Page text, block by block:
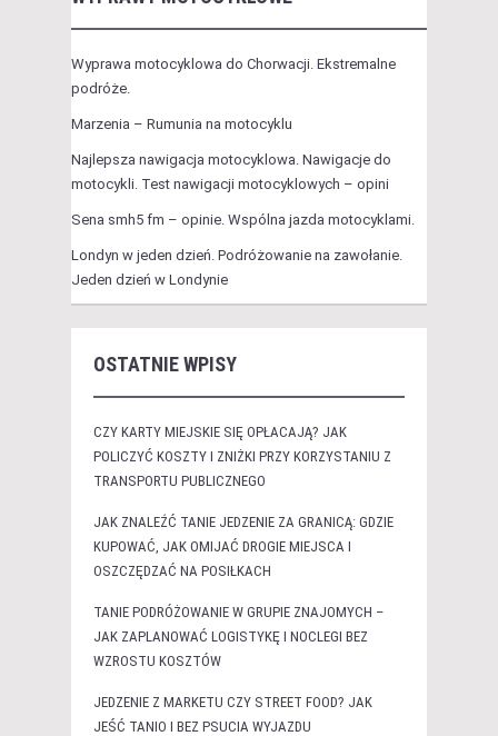
Wyprawa motocyklowa do Chorwacji. Ekstremalne
podróże.
Marzenia – Rumunia na motocyklu
Najlepsza nawigacja motocyklowa. Nawigacje do
motocykli. Test nawigacji motocyklowych – opini
Sena smh5 fm – opinie. Wspólna jazda motocyklami.
Londyn w jeden dzień. Podróżowanie na zawołanie.
Jeden dzień w Londynie
OSTATNIE WPISY
CZY KARTY MIEJSKIE SIĘ OPŁACAJĄ? JAK
POLICZYĆ KOSZTY I ZNIŻKI PRZY KORZYSTANIU Z
TRANSPORTU PUBLICZNEGO
JAK ZNALEŹĆ TANIE JEDZENIE ZA GRANICĄ: GDZIE
KUPOWAĆ, JAK OMIJAĆ DROGIE MIEJSCA I
OSZCZĘDZAĆ NA POSIŁKACH
TANIE PODRÓŻOWANIE W GRUPIE ZNAJOMYCH –
JAK ZAPLANOWAĆ LOGISTYKĘ I NOCLEGI BEZ
WZROSTU KOSZTÓW
JEDZENIE Z MARKETU CZY STREET FOOD? JAK
JEŚĆ TANIO I BEZ PSUCIA WYJAZDU